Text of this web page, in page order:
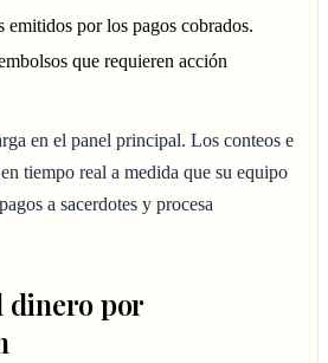
por los pagos cobrados.
que requieren acción
en el panel principal. Los conteos e
tiempo real a medida que su equipo
a sacerdotes y procesa
dinero por